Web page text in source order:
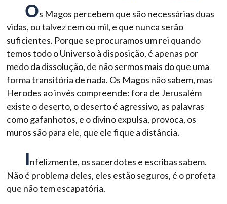
Os Magos percebem que são necessárias duas
vidas, ou talvez cem ou mil, e que nunca serão
suficientes. Porque se procuramos um rei quando
temos todo o Universo à disposição, é apenas por
medo da dissolução, de não sermos mais do que uma
forma transitória de nada. Os Magos não sabem, mas
Herodes ao invés compreende: fora de Jerusalém
existe o deserto, o deserto é agressivo, as palavras
como gafanhotos, e o divino expulsa, provoca, os
muros são para ele, que ele fique a distância.
Infelizmente, os sacerdotes e escribas sabem.
Não é problema deles, eles estão seguros, é o profeta
que não tem escapatória.